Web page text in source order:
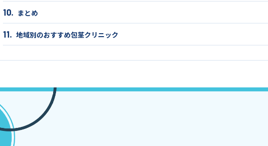
まとめ
地域別のおすすめ包茎クリニック